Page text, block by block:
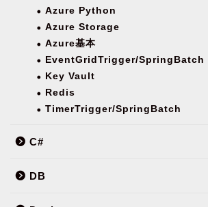
Azure Python
Azure Storage
Azure基本
EventGridTrigger/SpringBatch
Key Vault
Redis
TimerTrigger/SpringBatch
C#
DB